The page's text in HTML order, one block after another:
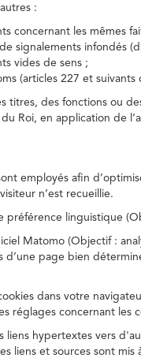
:
concernant les mêmes
signalements infondés
vides de sens ;
(articles 227 et suivants
titres, des fonctions ou
Roi, en application de
employés afin
n’est recueillie.
linguistique
Matomo (Objectif :
d’une page bien
dans votre
réglages concernant
hypertextes vers
liens et sources sont